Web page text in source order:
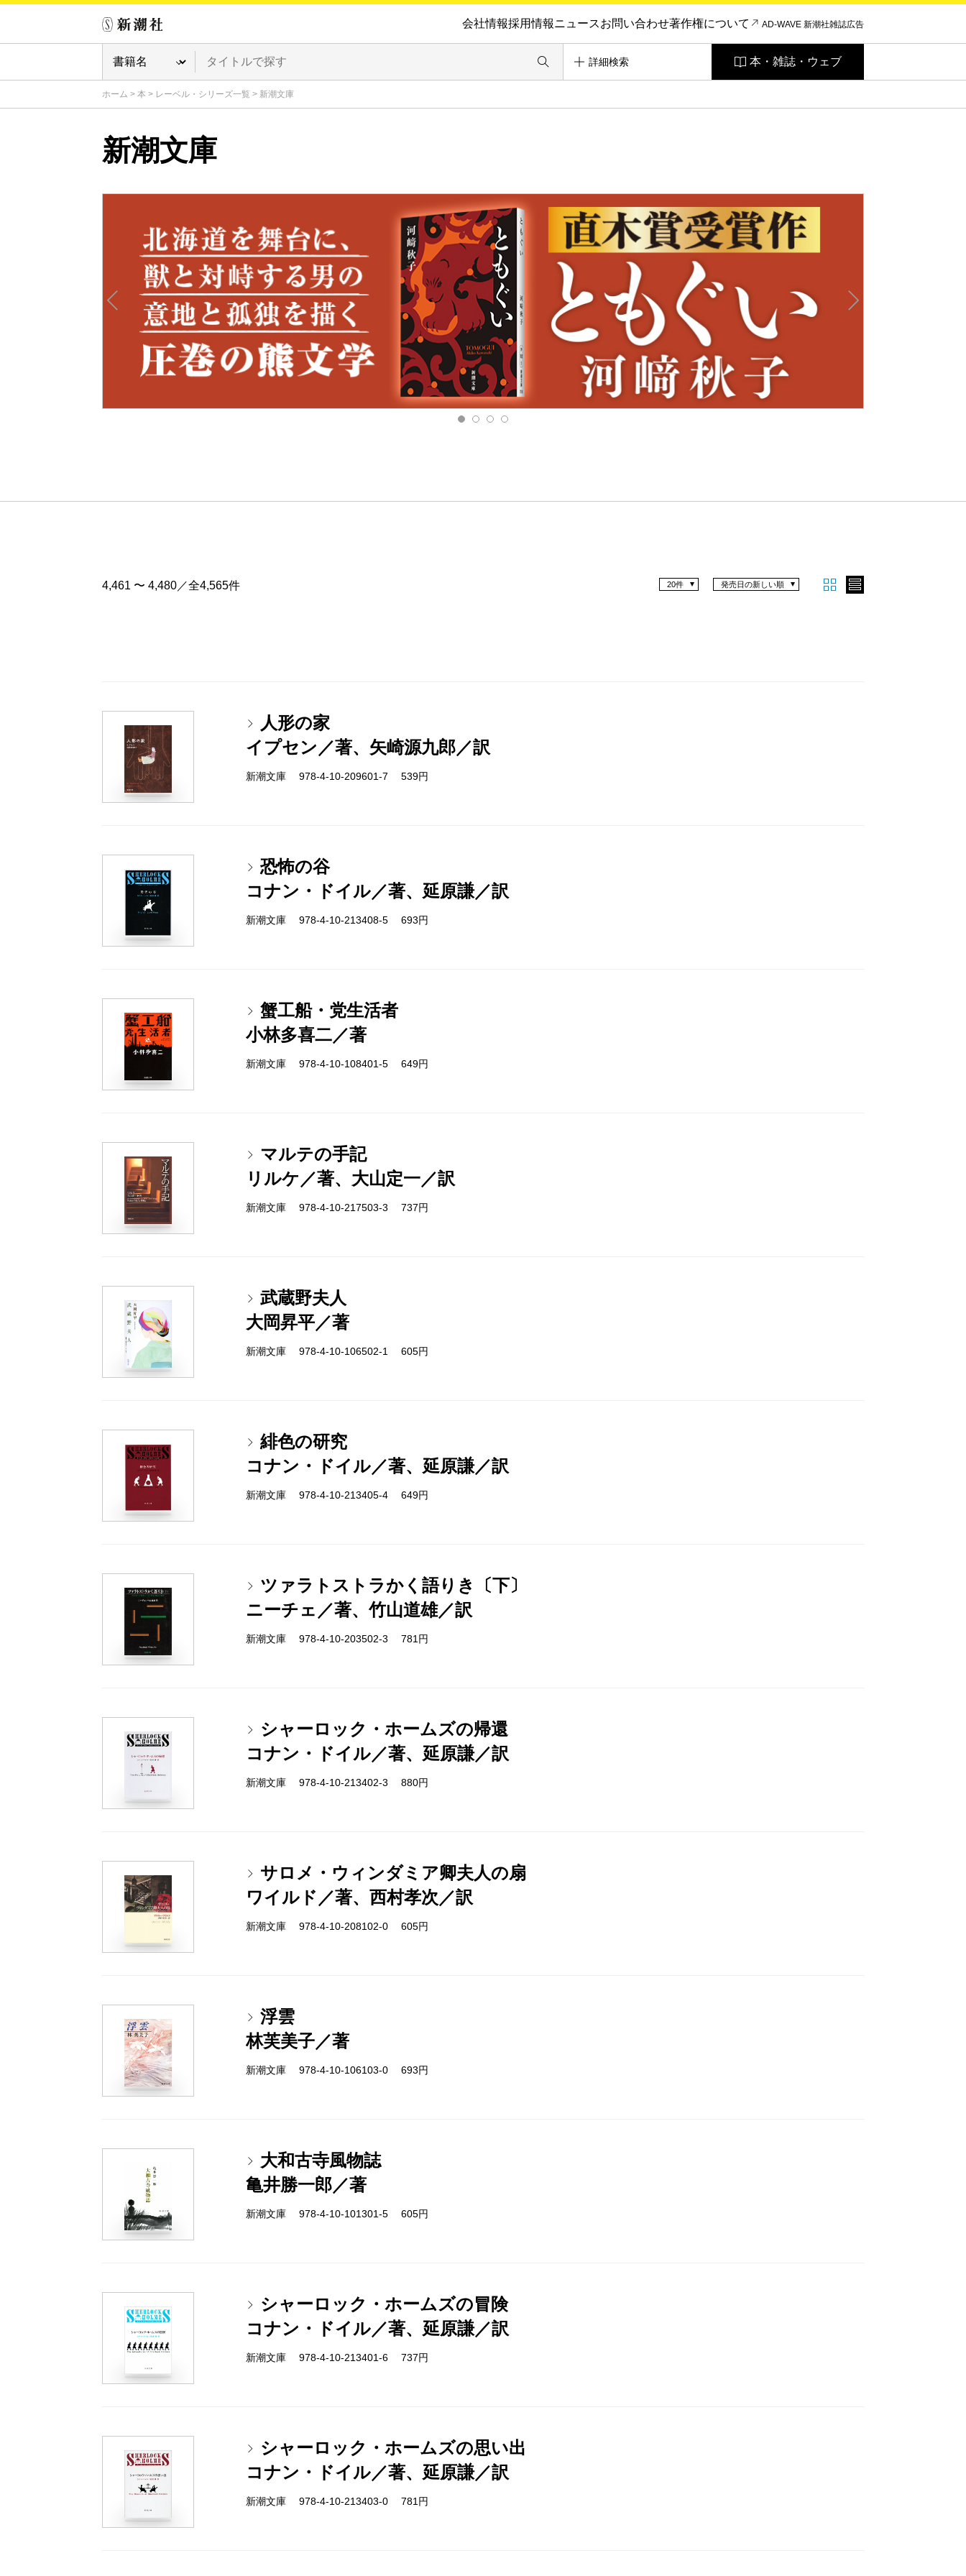
会社情報採用情報ニュースお問い合わせ著作権について AD-WAVE 新潮社雑誌広告
詳細検索 本・雑誌・ウェブ
ホーム > 本 > レーベル・シリーズ一覧 > 新潮文庫
新潮文庫
4,461 〜 4,480／全4,565件 発売日の新しい順
20件
人形の家
イプセン／著、矢崎源九郎／訳
新潮文庫 978-4-10-209601-7 539円
恐怖の谷
コナン・ドイル／著、延原謙／訳
新潮文庫 978-4-10-213408-5 693円
蟹工船・党生活者
小林多喜二／著
新潮文庫 978-4-10-108401-5 649円
マルテの手記
リルケ／著、大山定一／訳
新潮文庫 978-4-10-217503-3 737円
武蔵野夫人
大岡昇平／著
新潮文庫 978-4-10-106502-1 605円
緋色の研究
コナン・ドイル／著、延原謙／訳
新潮文庫 978-4-10-213405-4 649円
ツァラトストラかく語りき〔下〕
ニーチェ／著、竹山道雄／訳
新潮文庫 978-4-10-203502-3 781円
シャーロック・ホームズの帰還
コナン・ドイル／著、延原謙／訳
新潮文庫 978-4-10-213402-3 880円
サロメ・ウィンダミア卿夫人の扇
ワイルド／著、西村孝次／訳
新潮文庫 978-4-10-208102-0 605円
浮雲
林芙美子／著
新潮文庫 978-4-10-106103-0 693円
大和古寺風物誌
亀井勝一郎／著
新潮文庫 978-4-10-101301-5 605円
シャーロック・ホームズの冒険
コナン・ドイル／著、延原謙／訳
新潮文庫 978-4-10-213401-6 737円
シャーロック・ホームズの思い出
コナン・ドイル／著、延原謙／訳
新潮文庫 978-4-10-213403-0 781円